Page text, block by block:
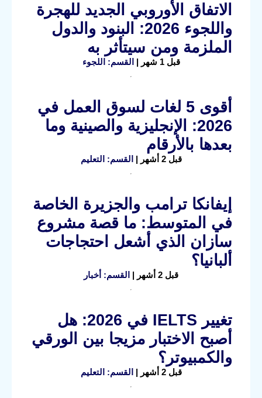
الاتفاق الأوروبي الجديد للهجرة
واللجوء 2026: البنود والدول
الملزمة ومن سيتأثر به
قبل 1 شهر | القسم: اللجوء
أقوى 5 لغات لسوق العمل في
2026: الإنجليزية والصينية وما
بعدها بالأرقام
قبل 2 أشهر | القسم: التعليم
إيفانكا ترامب والجزيرة الخاصة
في المتوسط: ما قصة مشروع
سازان الذي أشعل احتجاجات
ألبانيا؟
قبل 2 أشهر | القسم: أخبار
تغيير IELTS في 2026: هل
أصبح الاختبار مزيجا بين الورقي
والكمبيوتر؟
قبل 2 أشهر | القسم: التعليم